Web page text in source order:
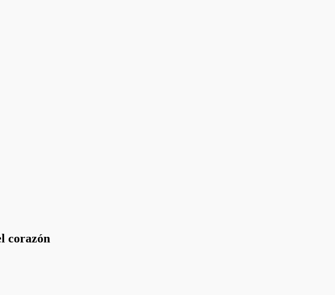
corazón